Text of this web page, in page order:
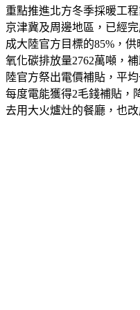
重點推進北方冬季採暖工
京津冀及周邊地區，已經
成大陸官方目標的85%，
氧化碳排放量2762萬噸，
陸官方祭出電價補貼，平
每度電能獲得2毛錢補貼，
去用大火爐灶的餐廳，也